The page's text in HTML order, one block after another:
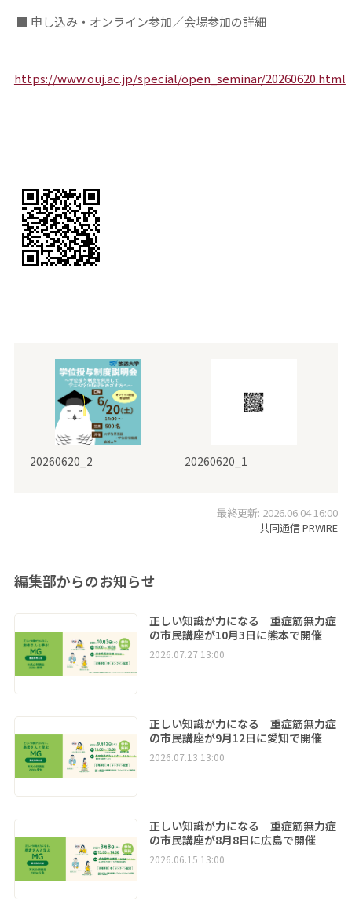
■ 申し込み・オンライン参加／会場参加の詳細
https://www.ouj.ac.jp/special/open_seminar/20260620.html
20260620_2 20260620_1
最終更新: 2026.06.04 16:00
共同通信 PRWIRE
編集部からのお知らせ
正しい知識が力になる 重症筋無力症
の市民講座が10月3日に熊本で開催
2026.07.27 13:00
正しい知識が力になる 重症筋無力症
の市民講座が9月12日に愛知で開催
2026.07.13 13:00
正しい知識が力になる 重症筋無力症
の市民講座が8月8日に広島で開催
2026.06.15 13:00